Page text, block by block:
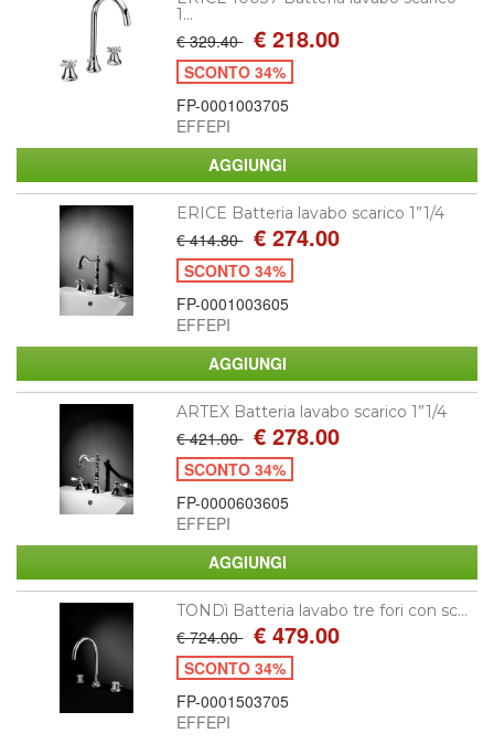
1...
€ 329.40 € 218.00
SCONTO 34%
FP-0001003705
EFFEPI
ERICE Batteria lavabo scarico 1”1/4
€ 414.80 € 274.00
SCONTO 34%
FP-0001003605
EFFEPI
ARTEX Batteria lavabo scarico 1”1/4
€ 421.00 € 278.00
SCONTO 34%
FP-0000603605
EFFEPI
TONDì Batteria lavabo tre fori con sc...
€ 724.00 € 479.00
SCONTO 34%
FP-0001503705
EFFEPI